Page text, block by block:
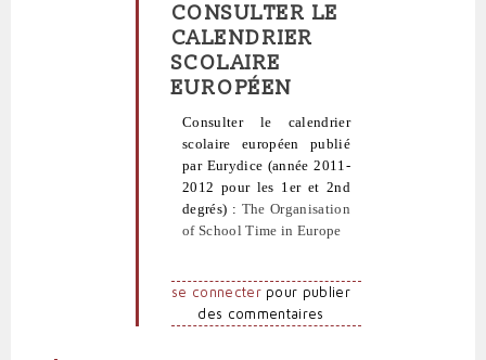
En
réponse
à
Calendrier
sérénité
politpro
CONSULTER LE
CALENDRIER
SCOLAIRE
EUROPÉEN
Consulter le calendrier
scolaire européen publié
par Eurydice (année 2011-
2012 pour les 1er et 2nd
degrés) : The Organisation
of School Time in Europe
se connecterpour publier
des commentaires